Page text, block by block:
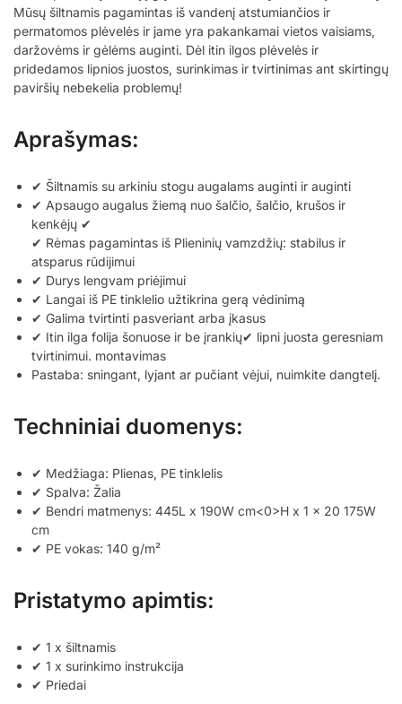
Mūsų šiltnamis pagamintas iš vandenį atstumiančios ir
permatomos plėvelės ir jame yra pakankamai vietos vaisiams,
daržovėms ir gėlėms auginti. Dėl itin ilgos plėvelės ir
pridedamos lipnios juostos, surinkimas ir tvirtinimas ant skirtingų
paviršių nebekelia problemų!
Aprašymas:
✔ Šiltnamis su arkiniu stogu augalams auginti ir auginti
✔ Apsaugo augalus žiemą nuo šalčio, šalčio, krušos ir
kenkėjų ✔
✔ Rėmas pagamintas iš Plieninių vamzdžių: stabilus ir
atsparus rūdijimui
✔ Durys lengvam priėjimui
✔ Langai iš PE tinklelio užtikrina gerą vėdinimą
✔ Galima tvirtinti pasveriant arba įkasus
✔ Itin ilga folija šonuose ir be įrankių✔ lipni juosta geresniam
tvirtinimui. montavimas
Pastaba: sningant, lyjant ar pučiant vėjui, nuimkite dangtelį.
Techniniai duomenys:
✔ Medžiaga: Plienas, PE tinklelis
✔ Spalva: Žalia
✔ Bendri matmenys: 445L x 190W cm<0>H x 1 x 20 175W
cm
✔ PE vokas: 140 g/m²
Pristatymo apimtis:
✔ 1 x šiltnamis
✔ 1 x surinkimo instrukcija
✔ Priedai